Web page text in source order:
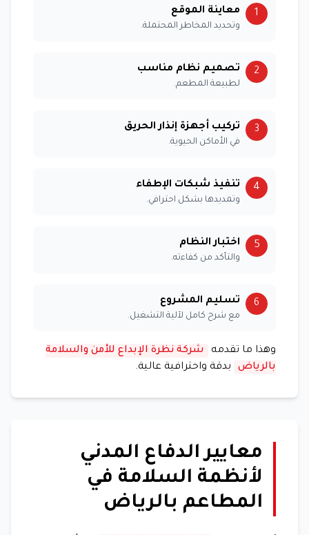
1 معاينة الموقع
وتحديد المخاطر المحتملة.
2 تصميم نظام مناسب
لطبيعة المطعم.
3 تركيب أجهزة إنذار الحريق
في الأماكن الحيوية.
4 تنفيذ شبكات الإطفاء
وتمديدها بشكل احترافي.
5 اختبار النظام
والتأكد من كفاءته.
6 تسليم المشروع
مع شرح كامل لآلية التشغيل.
وهذا ما تقدمه
شركة نظرة الإبداع للأمن والسلامة
بالرياض
بدقة واحترافية عالية.
معايير الدفاع المدني
لأنظمة السلامة في
المطاعم بالرياض